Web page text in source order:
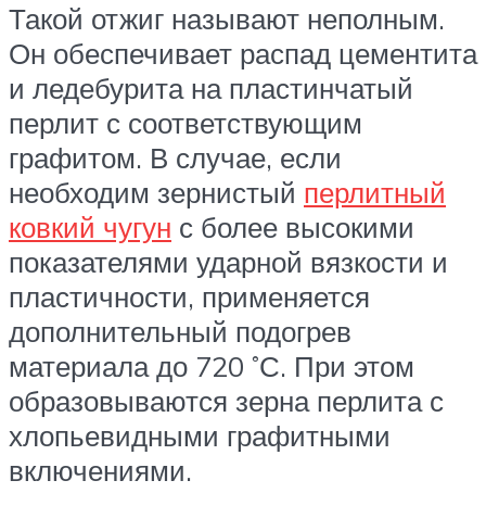
Такой отжиг называют неполным.
Он обеспечивает распад цементита
и ледебурита на пластинчатый
перлит с соответствующим
графитом. В случае, если
необходим зернистый перлитный
ковкий чугун с более высокими
показателями ударной вязкости и
пластичности, применяется
дополнительный подогрев
материала до 720 ˚С. При этом
образовываются зерна перлита с
хлопьевидными графитными
включениями.